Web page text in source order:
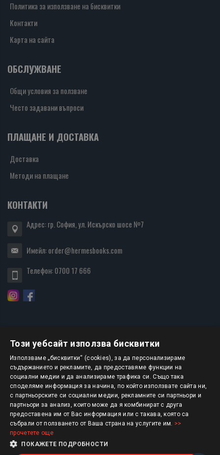
Политика за използване на бисквитки
Контакти
Карта на сайта
ОБСЛУЖВАНЕ
Общи условия за ползване
Често задавани въпроси
ПЛАЩАНЕ И ДОСТАВКА
Доставка
Методи на плащане
КОНТАКТИ
Адрес: гр. София, ул. Искърско шосе №7
Имейл:order@hermesbooks.com
Телефон:0700 17 666
БЮЛЕТИН
АБОНИРАНЕ
Авторско право © 2025 HERMESBOOKS.BG
1 EUR = 1.95583 BGN
Този уебсайт използва бисквитки
Използваме „бисквитки“ (cookies), за да персонализираме
съдържанието и рекламите, да предоставяме функции на
социални медии и да анализираме трафика си. Също така
споделяме информация за начина, по който използвате сайта ни,
с партньорските си социални медии, рекламните си партньори и
партньори за анализ, които може да я комбинират с друга
предоставена им от Вас информация или с такава, която са
събрали от ползването от Ваша страна на услугите им. >>
прочетете още
ПОКАЖЕТЕ ПОДРОБНОСТИ